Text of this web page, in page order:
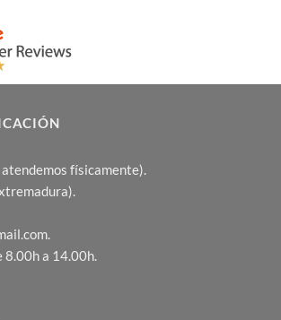
físicamente).
8.00h a 14.00h.